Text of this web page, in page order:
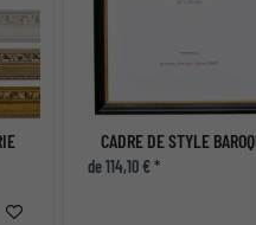
CADRE DE STYLE
de 114,10 € *